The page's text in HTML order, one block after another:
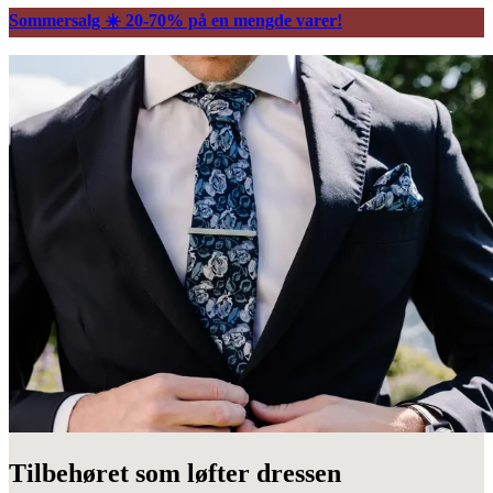
Sommersalg ☀️ 20-70% på en mengde varer!
Tilbehøret som løfter dressen